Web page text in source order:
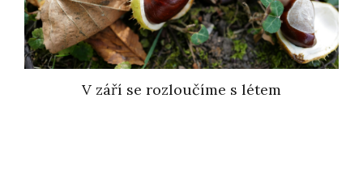
V září se rozloučíme s létem